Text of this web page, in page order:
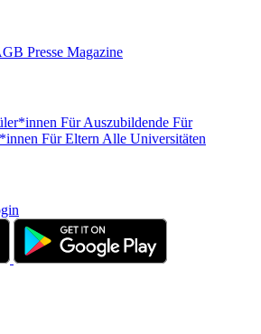
Presse Magazine
Für Auszubildende Für
Für Eltern Alle Universitäten